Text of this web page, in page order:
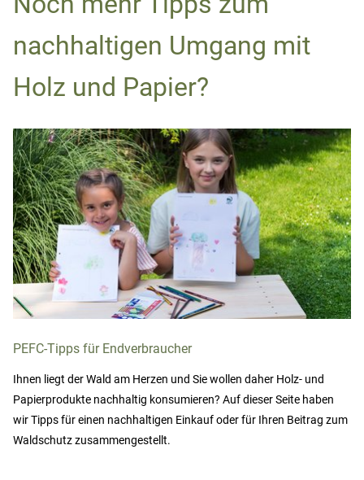
nachhaltigen Umgang mit
Holz und Papier?
PEFC-Tipps für Endverbraucher
Ihnen liegt der Wald am Herzen und Sie wollen daher Holz- und
Papierprodukte nachhaltig konsumieren? Auf dieser Seite haben
wir Tipps für einen nachhaltigen Einkauf oder für Ihren Beitrag zum
Waldschutz zusammengestellt.